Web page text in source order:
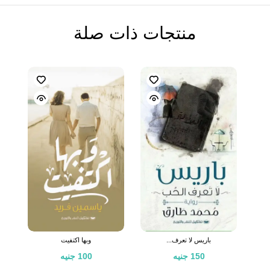
منتجات ذات صلة
باريس لا تعرف...
150 جنيه
وبها اكتفيت
100 جنيه